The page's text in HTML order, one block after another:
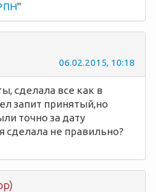
"
06.02.2015, 10:18
сделала все как в
запит принятый,но
точно за дату
сделала не правильно?